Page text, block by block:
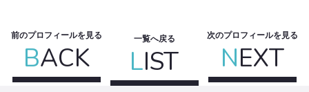
前のプロフィールを見る
BACK
一覧へ戻る
LIST
次のプロフィールを見る
NEXT